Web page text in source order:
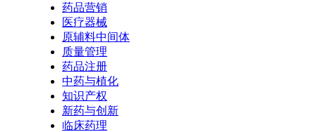
药品营销
医疗器械
原辅料中间体
质量管理
药品注册
中药与植化
知识产权
新药与创新
临床药理